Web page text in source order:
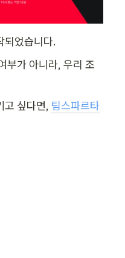
되었습니다.
부가 아니라, 우리 조
고 싶다면, 팀스파르타